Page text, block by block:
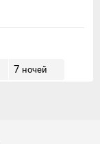
7 ночей